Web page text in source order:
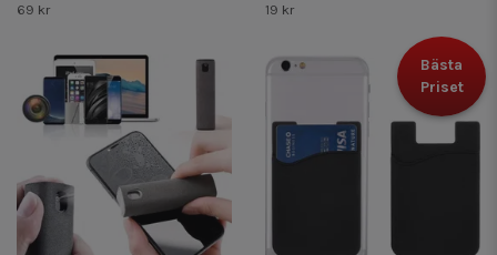
69 kr 19 kr
Bästa
Priset